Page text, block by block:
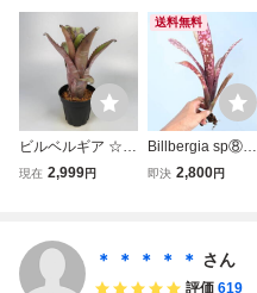
ビルベルギア ☆ B
illbergia horrida x
現在 2,999円
送料無料
Billbergia sp⑧
＠送料無料（出品
即決 2,800円
＊ ＊ ＊ ＊ ＊ さん
評価 619